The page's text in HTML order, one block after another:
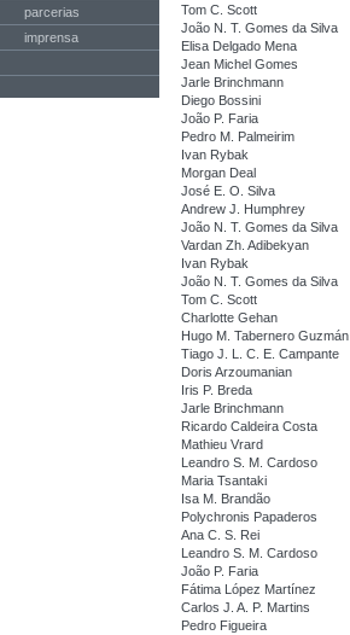
parcerias
imprensa
Tom C. Scott
João N. T. Gomes da Silva
Elisa Delgado Mena
Jean Michel Gomes
Jarle Brinchmann
Diego Bossini
João P. Faria
Pedro M. Palmeirim
Ivan Rybak
Morgan Deal
José E. O. Silva
Andrew J. Humphrey
João N. T. Gomes da Silva
Vardan Zh. Adibekyan
Ivan Rybak
João N. T. Gomes da Silva
Tom C. Scott
Charlotte Gehan
Hugo M. Tabernero Guzmán
Tiago J. L. C. E. Campante
Doris Arzoumanian
Iris P. Breda
Jarle Brinchmann
Ricardo Caldeira Costa
Mathieu Vrard
Leandro S. M. Cardoso
Maria Tsantaki
Isa M. Brandão
Polychronis Papaderos
Ana C. S. Rei
Leandro S. M. Cardoso
João P. Faria
Fátima López Martínez
Carlos J. A. P. Martins
Pedro Figueira